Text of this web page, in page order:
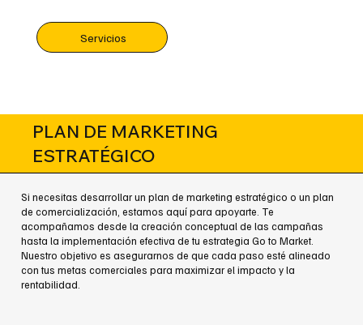
Servicios
PLAN DE MARKETING
ESTRATÉGICO
Si necesitas desarrollar un plan de marketing estratégico o un plan
de comercialización, estamos aquí para apoyarte. Te
acompañamos desde la creación conceptual de las campañas
hasta la implementación efectiva de tu estrategia Go to Market.
Nuestro objetivo es asegurarnos de que cada paso esté alineado
con tus metas comerciales para maximizar el impacto y la
rentabilidad.